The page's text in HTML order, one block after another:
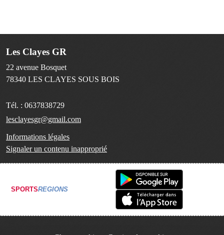
Les Clayes GR
22 avenue Bosquet
78340 LES CLAYES SOUS BOIS
Tél. : 0637838729
lesclayesgr@gmail.com
Informations légales
Signaler un contenu inapproprié
SPORTSREGIONS